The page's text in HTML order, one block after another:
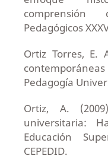
comprensión
Pedagógicos
Ortiz Torres, E.
Pedagogía
Ortiz, A.
universitaria:
Educación
CEPEDID.